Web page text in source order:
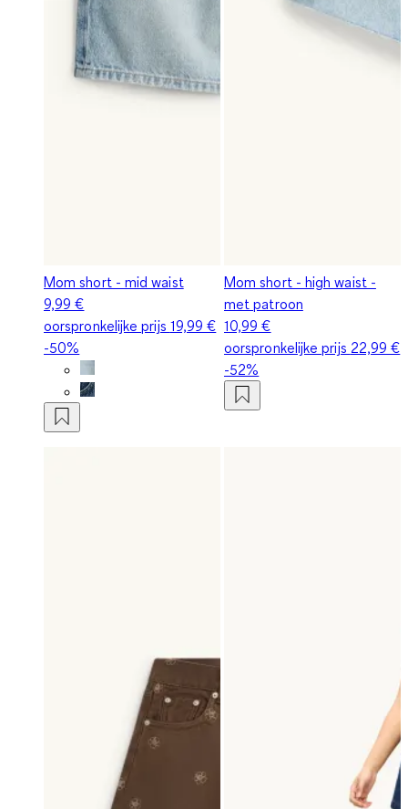
Mom short - mid waist
9,99 €
oorspronkelijke prijs 19,99 €
-50%
Mom short - high waist -
met patroon
10,99 €
oorspronkelijke prijs 22,99 €
-52%